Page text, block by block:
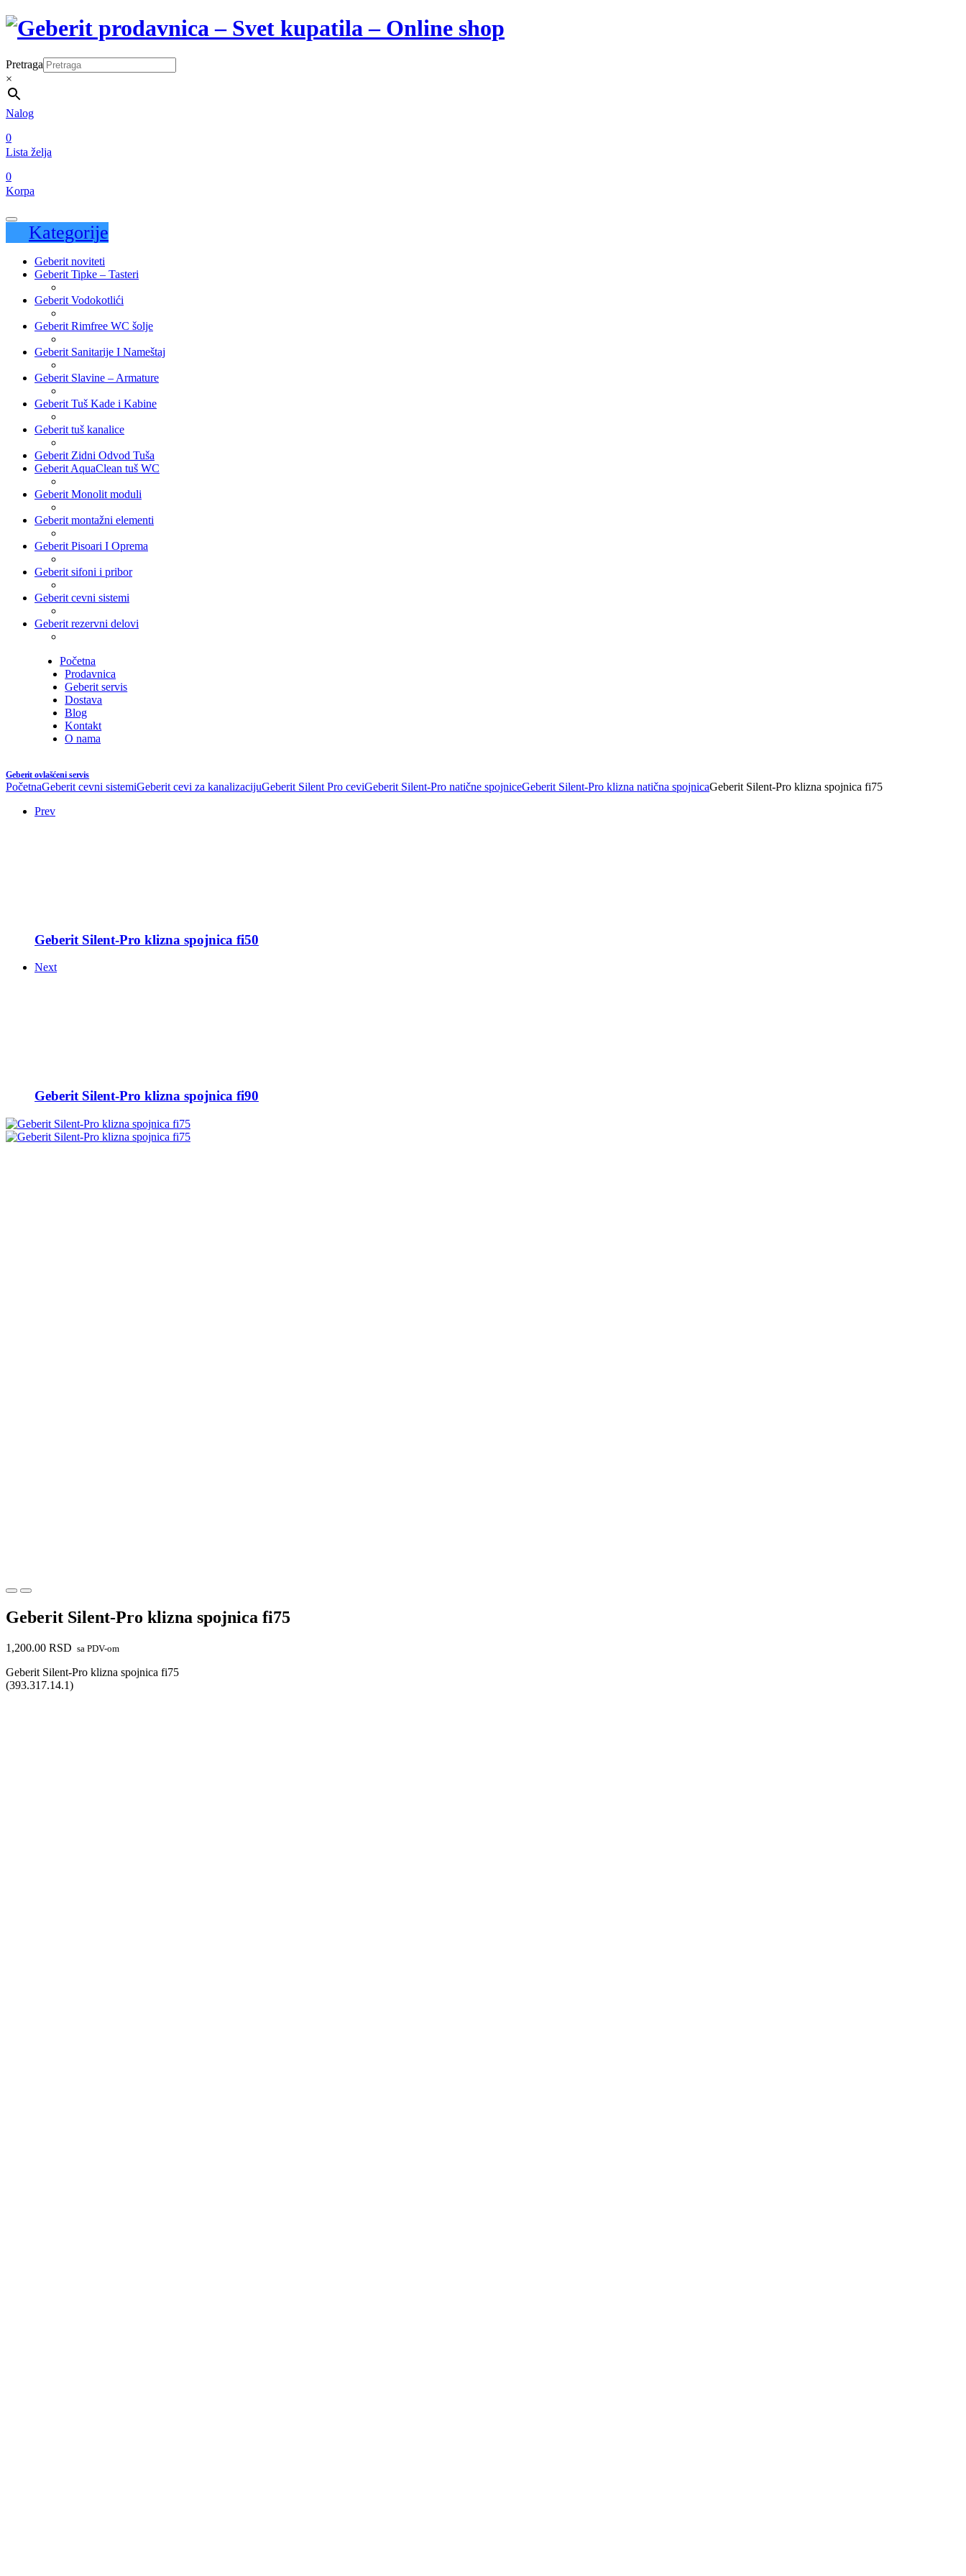
Pretraga
×
Nalog
0
Lista želja
0
Korpa
Kategorije
Geberit noviteti
Geberit Tipke – Tasteri
Geberit Vodokotlići
Geberit Rimfree WC šolje
Geberit Sanitarije I Nameštaj
Geberit Slavine – Armature
Geberit Tuš Kade i Kabine
Geberit tuš kanalice
Geberit Zidni Odvod Tuša
Geberit AquaClean tuš WC
Geberit Monolit moduli
Geberit montažni elementi
Geberit Pisoari I Oprema
Geberit sifoni i pribor
Geberit cevni sistemi
Geberit rezervni delovi
Početna
Prodavnica
Geberit servis
Dostava
Blog
Kontakt
O nama
Geberit ovlašćeni servis
PočetnaGeberit cevni sistemiGeberit cevi za kanalizacijuGeberit Silent Pro ceviGeberit Silent-Pro natične spojniceGeberit Silent-Pro klizna natična spojnicaGeberit Silent-Pro klizna spojnica fi75
Prev
Geberit Silent-Pro klizna spojnica fi50
Next
Geberit Silent-Pro klizna spojnica fi90
Geberit Silent-Pro klizna spojnica fi75
1,200.00 RSD sa PDV-om
Geberit Silent-Pro klizna spojnica fi75
(393.317.14.1)